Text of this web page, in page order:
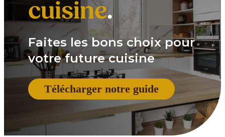
cuisine.
Faites les bons choix pour
votre future cuisine
Télécharger notre guide